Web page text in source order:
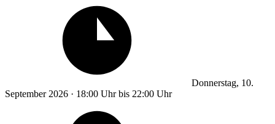
Donnerstag, 10.
September 2026 · 18:00 Uhr bis 22:00 Uhr